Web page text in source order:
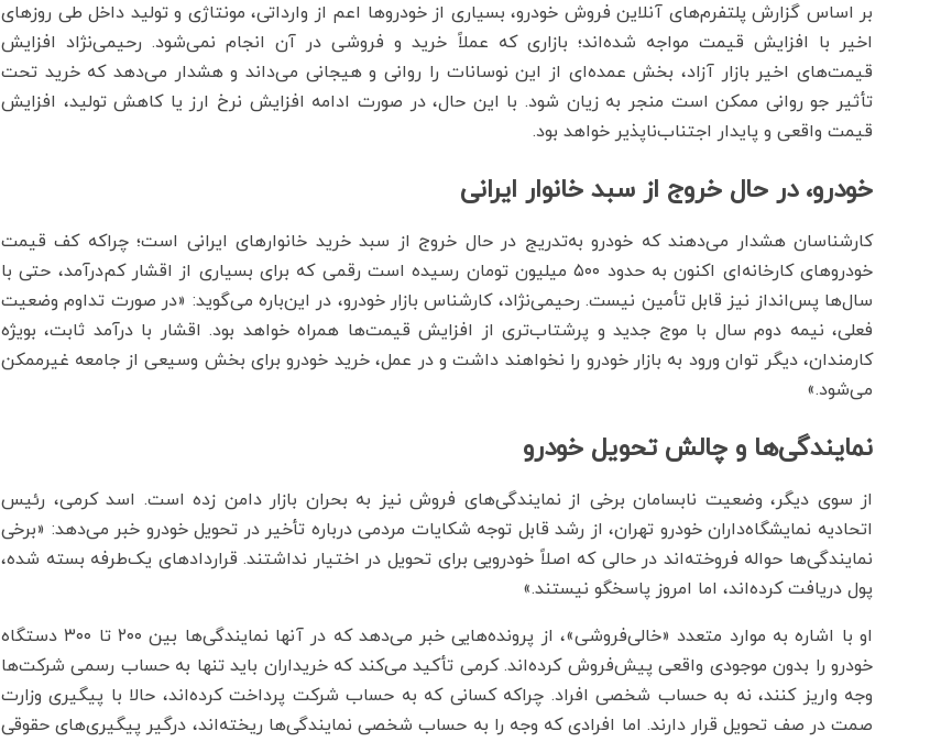
بر اساس گزارش پلتفرم‌های آنلاین فروش خودرو، بسیاری از خودروها اعم از وارداتی، مونتاژی و تولید داخل طی روزهای
اخیر با افزایش قیمت مواجه شده‌اند؛ بازاری که عملاً خرید و فروشی در آن انجام نمی‌شود. رحیمی‌نژاد افزایش
قیمت‌های اخیر بازار آزاد، بخش عمده‌ای از این نوسانات را روانی و هیجانی می‌داند و هشدار می‌دهد که خرید تحت
تأثیر جو روانی ممکن است منجر به زیان شود. با این حال، در صورت ادامه افزایش نرخ ارز یا کاهش تولید، افزایش
قیمت واقعی و پایدار اجتناب‌ناپذیر خواهد بود.
خودرو، در حال خروج از سبد خانوار ایرانی
کارشناسان هشدار می‌دهند که خودرو به‌تدریج در حال خروج از سبد خرید خانوارهای ایرانی است؛ چراکه کف قیمت
خودروهای کارخانه‌ای اکنون به حدود ۵۰۰ میلیون تومان رسیده است رقمی که برای بسیاری از اقشار کم‌درآمد، حتی با
سال‌ها پس‌انداز نیز قابل تأمین نیست. رحیمی‌نژاد، کارشناس بازار خودرو، در این‌باره می‌گوید: «در صورت تداوم وضعیت
فعلی، نیمه دوم سال با موج جدید و پرشتاب‌تری از افزایش قیمت‌ها همراه خواهد بود. اقشار با درآمد ثابت، بویژه
کارمندان، دیگر توان ورود به بازار خودرو را نخواهند داشت و در عمل، خرید خودرو برای بخش وسیعی از جامعه غیرممکن
می‌شود.»
نمایندگی‌ها و چالش تحویل خودرو
از سوی دیگر، وضعیت نابسامان برخی از نمایندگی‌های فروش نیز به بحران بازار دامن زده است. اسد کرمی، رئیس
اتحادیه نمایشگاه‌داران خودرو تهران، از رشد قابل توجه شکایات مردمی درباره تأخیر در تحویل خودرو خبر می‌دهد: «برخی
نمایندگی‌ها حواله فروخته‌اند در حالی که اصلاً خودرویی برای تحویل در اختیار نداشتند. قراردادهای یک‌طرفه بسته شده،
پول دریافت کرده‌اند، اما امروز پاسخگو نیستند.»
او با اشاره به موارد متعدد «خالی‌فروشی»، از پرونده‌هایی خبر می‌دهد که در آنها نمایندگی‌ها بین ۲۰۰ تا ۳۰۰ دستگاه
خودرو را بدون موجودی واقعی پیش‌فروش کرده‌اند. کرمی تأکید می‌کند که خریداران باید تنها به حساب رسمی شرکت‌ها
وجه واریز کنند، نه به حساب شخصی افراد. چراکه کسانی که به حساب شرکت پرداخت کرده‌اند، حالا با پیگیری وزارت
صمت در صف تحویل قرار دارند. اما افرادی که وجه را به حساب شخصی نمایندگی‌ها ریخته‌اند، درگیر پیگیری‌های حقوقی